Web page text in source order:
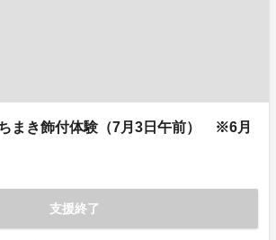
ちまき飾付体験（7月3日午前） ※6月
支援終了